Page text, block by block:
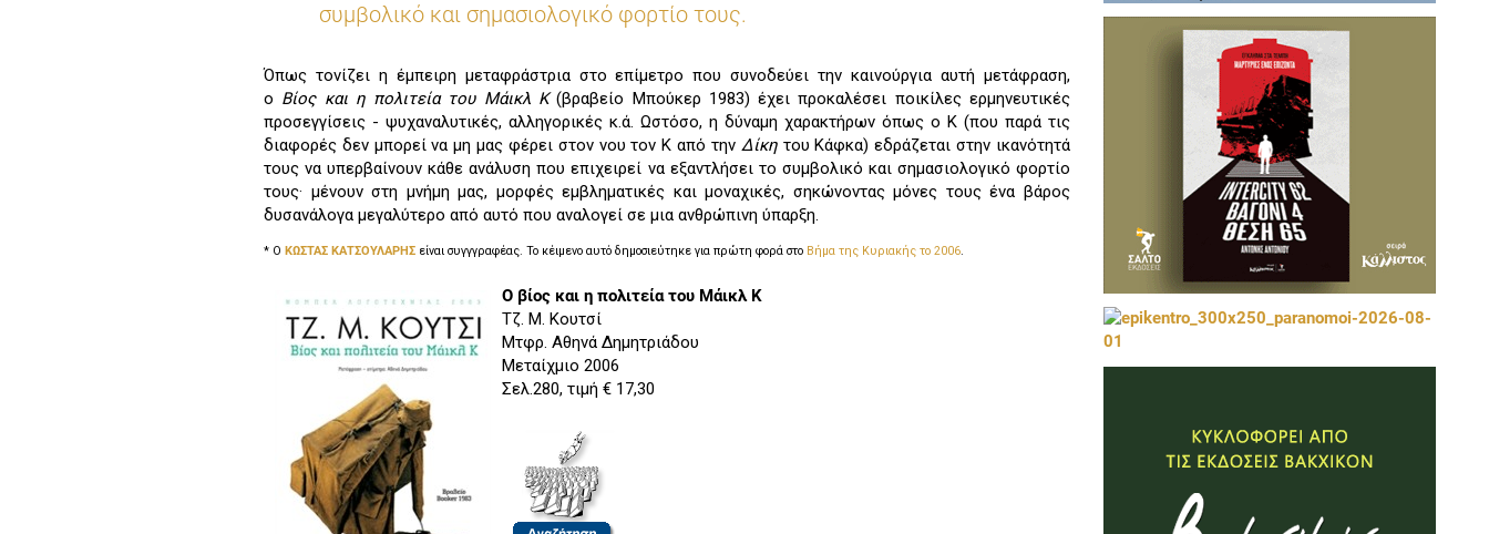
συμβολικό και σημασιολογικό φορτίο τους.
Όπως τονίζει η έμπειρη μεταφράστρια στο επίμετρο που συνοδεύει την καινούργια αυτή μετάφραση,
ο Βίος και η πολιτεία του Μάικλ Κ(βραβείο Μπούκερ 1983) έχει προκαλέσει ποικίλες ερμηνευτικές
προσεγγίσεις - ψυχαναλυτικές, αλληγορικές κ.ά. Ωστόσο, η δύναμη χαρακτήρων όπως ο Κ (που παρά τις
διαφορές δεν μπορεί να μη μας φέρει στον νου τον Κ από την Δίκητου Κάφκα) εδράζεται στην ικανότητά
τους να υπερβαίνουν κάθε ανάλυση που επιχειρεί να εξαντλήσει το συμβολικό και σημασιολογικό φορτίο
τους· μένουν στη μνήμη μας, μορφές εμβληματικές και μοναχικές, σηκώνοντας μόνες τους ένα βάρος
δυσανάλογα μεγαλύτερο από αυτό που αναλογεί σε μια ανθρώπινη ύπαρξη.
* Ο ΚΩΣΤΑΣ ΚΑΤΣΟΥΛΑΡΗΣείναι συγγγραφέας. Το κέιμενο αυτό δημοσιεύτηκε για πρώτη φορά στο Βήμα της Κυριακής το 2006.
Ο βίος και η πολιτεία του Μάικλ Κ
Τζ. Μ. Κουτσί
Μτφρ. Αθηνά Δημητριάδου
Μεταίχμιο 2006
Σελ.280, τιμή € 17,30